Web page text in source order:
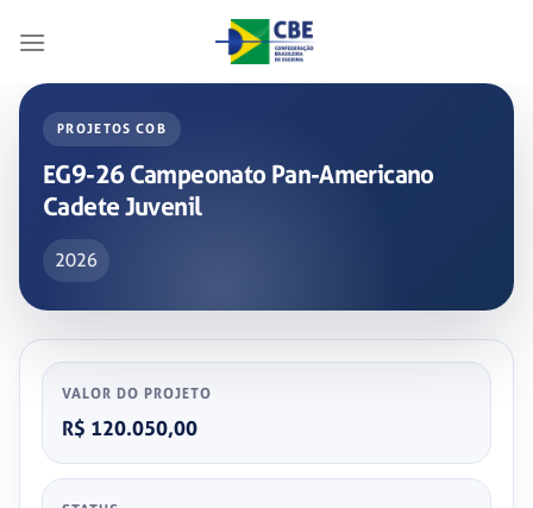
PROJETOS COB
EG9-26 Campeonato Pan-Americano
Cadete Juvenil
2026
VALOR DO PROJETO
R$ 120.050,00